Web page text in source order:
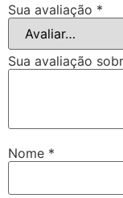
Sua avaliação *
Sua avaliação
Nome *